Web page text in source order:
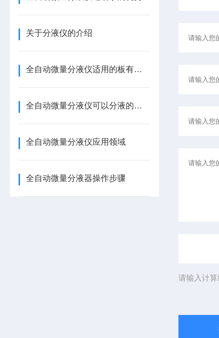
关于分液仪的介绍
全自动微量分液仪适用的板有哪些
全自动微量分液仪可以分液的物料
全自动微量分液仪应用领域
全自动微量分液器操作步骤
请输入计